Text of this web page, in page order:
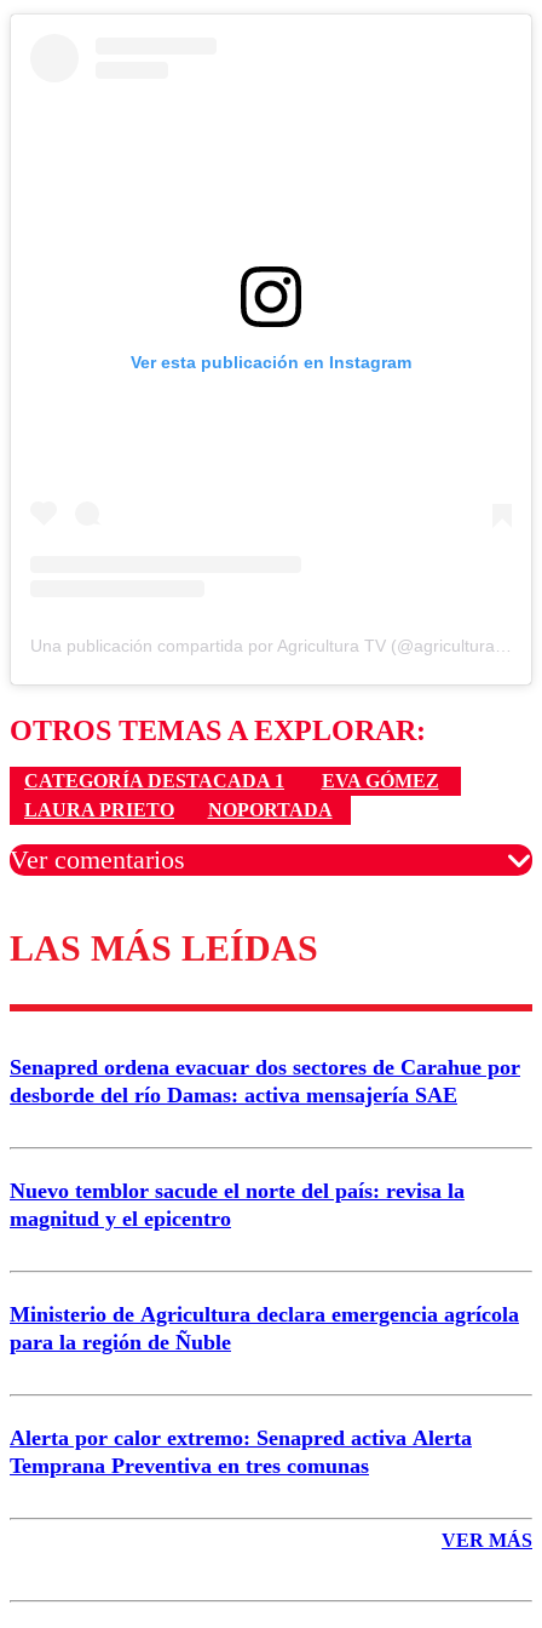
Ver esta publicación en Instagram
OTROS TEMAS A EXPLORAR:
CATEGORÍA DESTACADA 1
EVA GÓMEZ
LAURA PRIETO
NOPORTADA
Ver comentarios
Los comentarios son moderados para garantizar un
diálogo respetuoso.
Correo
LAS MÁS LEÍDAS
Senapred ordena evacuar dos sectores de Carahue por
desborde del río Damas: activa mensajería SAE
Nuevo temblor sacude el norte del país: revisa la
magnitud y el epicentro
Ministerio de Agricultura declara emergencia agrícola
para la región de Ñuble
Alerta por calor extremo: Senapred activa Alerta
Temprana Preventiva en tres comunas
VER MÁS